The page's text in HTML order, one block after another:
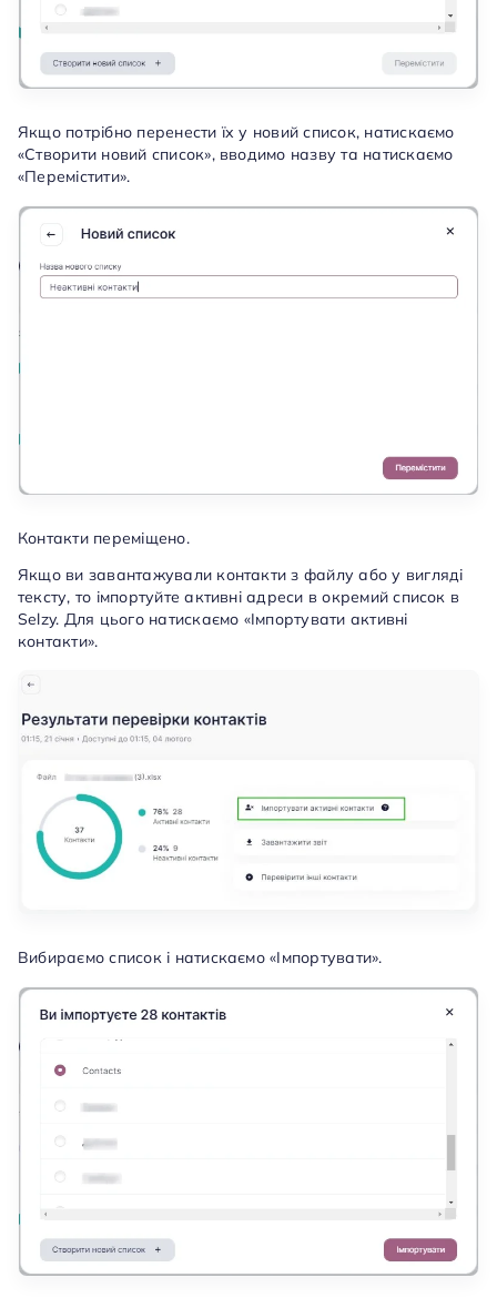
Якщо потрібно перенести їх у новий список, натискаємо
«Створити новий список», вводимо назву та натискаємо
«Перемістити».
Контакти переміщено.
Якщо ви завантажували контакти з файлу або у вигляді
тексту, то імпортуйте активні адреси в окремий список в
Selzy. Для цього натискаємо «Імпортувати активні
контакти».
Вибираємо список і натискаємо «Імпортувати».